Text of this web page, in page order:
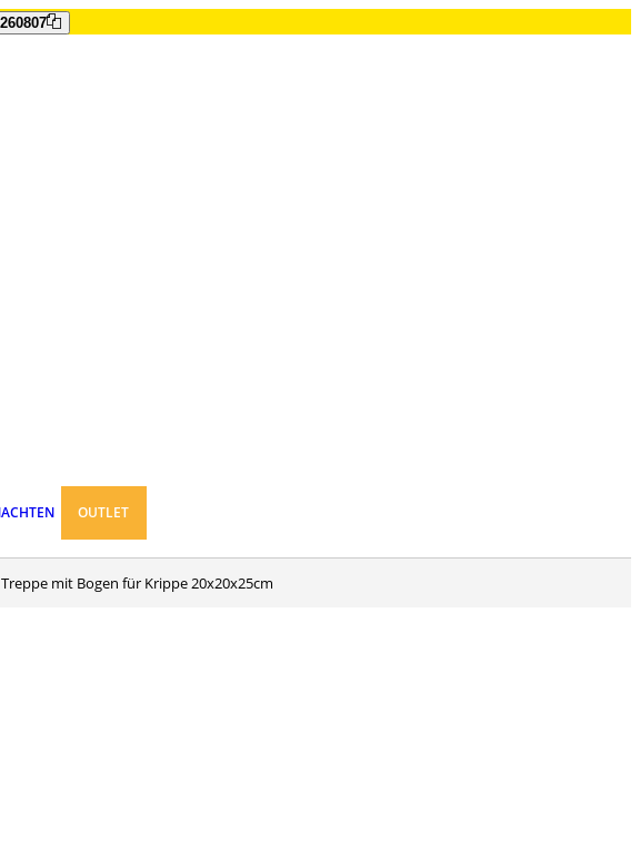
260807
OUTLET
Treppe mit Bogen für Krippe 20x20x25cm